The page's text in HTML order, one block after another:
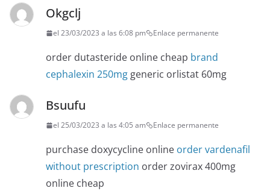
Okgclj
el 23/03/2023 a las 6:08 pm Enlace permanente
order dutasteride online cheap brand
cephalexin 250mg generic orlistat 60mg
Bsuufu
el 25/03/2023 a las 4:05 am Enlace permanente
purchase doxycycline online order vardenafil
without prescription order zovirax 400mg
online cheap